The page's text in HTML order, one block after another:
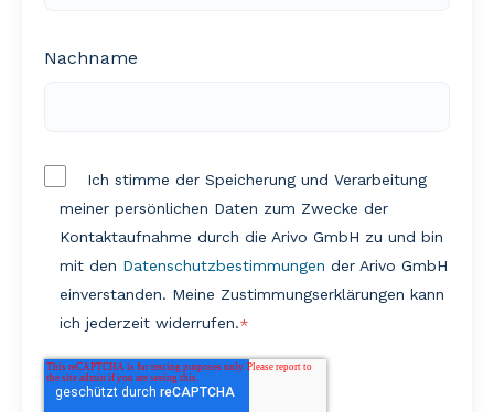
Nachname
Ich stimme der Speicherung und Verarbeitung
meiner persönlichen Daten zum Zwecke der
Kontaktaufnahme durch die Arivo GmbH zu und bin
mit den Datenschutzbestimmungen der Arivo GmbH
einverstanden. Meine Zustimmungserklärungen kann
ich jederzeit widerrufen.*